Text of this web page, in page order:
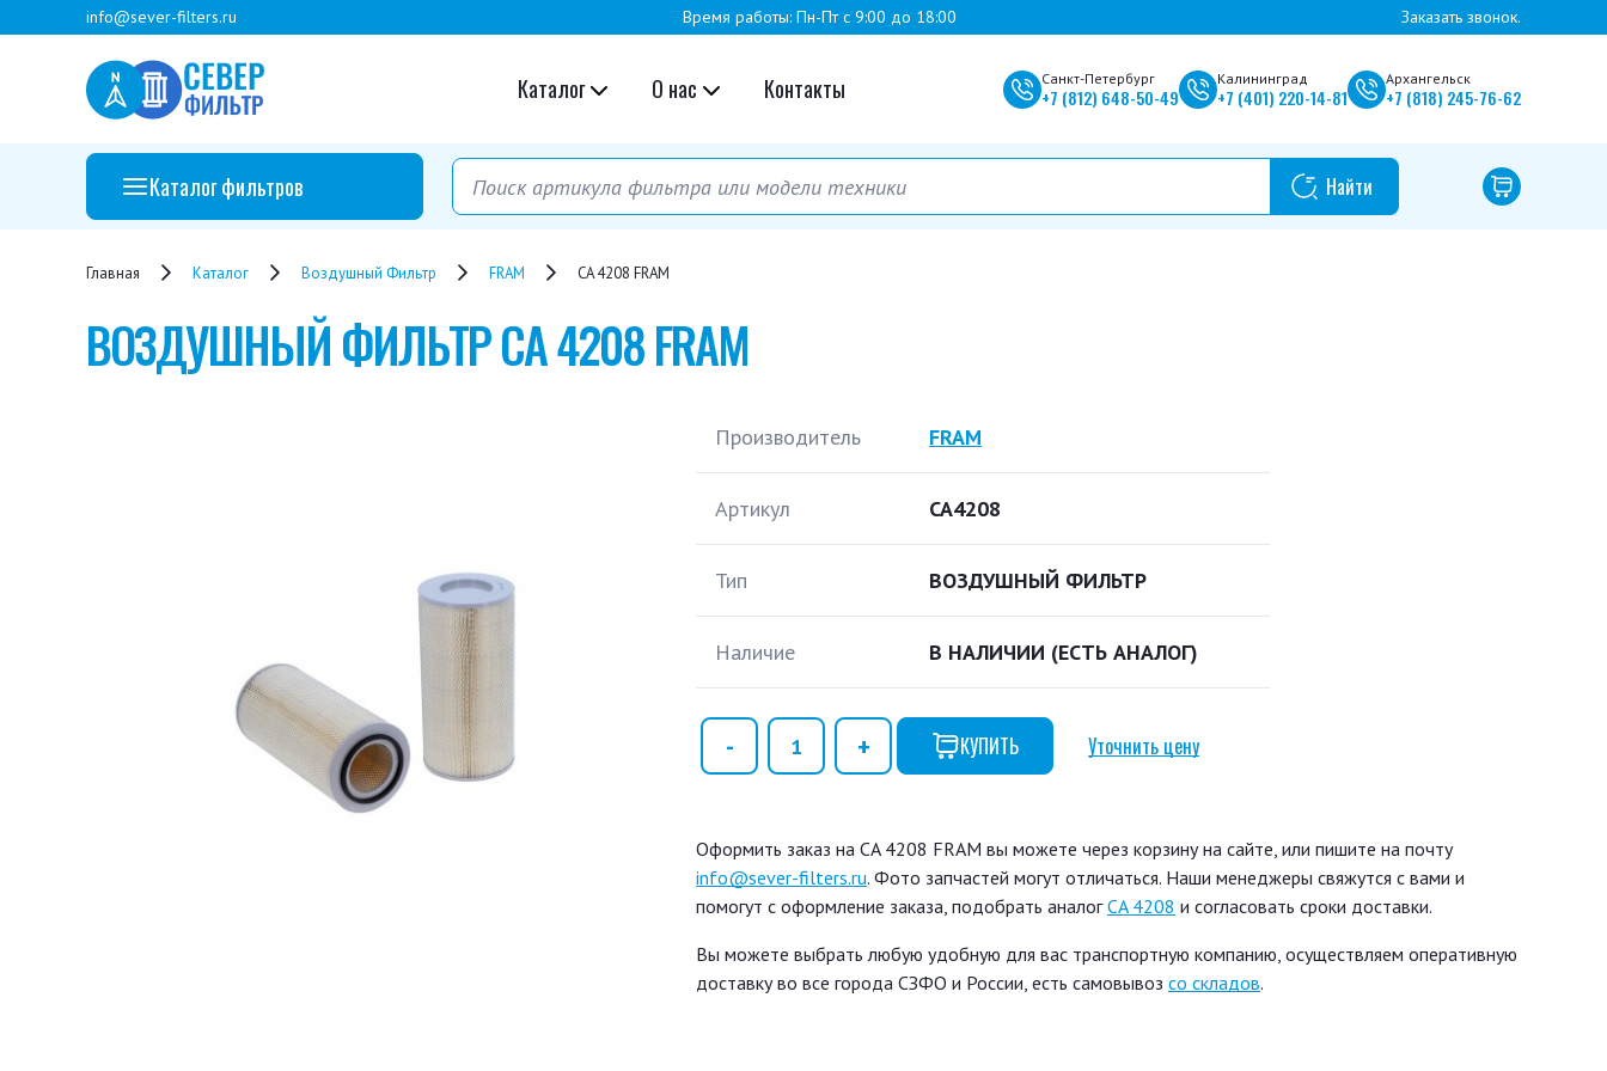
info@sever-filters.ru Время работы: Пн-Пт с 9:00 до 18:00 Заказать звонок.
Каталог О нас Контакты Санкт-Петербург
+7 (812) 648-50-49
Калининград
+7 (401) 220-14-81
Архангельск
+7 (818) 245-76-62
Каталог фильтров
Главная Каталог Воздушный Фильтр FRAM CA 4208 FRAM
ВОЗДУШНЫЙ ФИЛЬТРCA 4208 FRAM
Производитель FRAM
Артикул CA4208
Тип ВОЗДУШНЫЙ ФИЛЬТР
Наличие В НАЛИЧИИ (ЕСТЬ АНАЛОГ)
КУПИТЬ Уточнить цену
Оформить заказ на CA 4208 FRAM вы можете через корзину на сайте, или пишите на почту
info@sever-filters.ru. Фото запчастей могут отличаться. Наши менеджеры свяжутся с вами и
помогут с оформление заказа, подобрать аналогCA 4208 и согласовать сроки доставки.
Вы можете выбрать любую удобную для вас транспортную компанию, осуществляем оперативную
доставку во все города СЗФО и России, есть самовывоз со складов.